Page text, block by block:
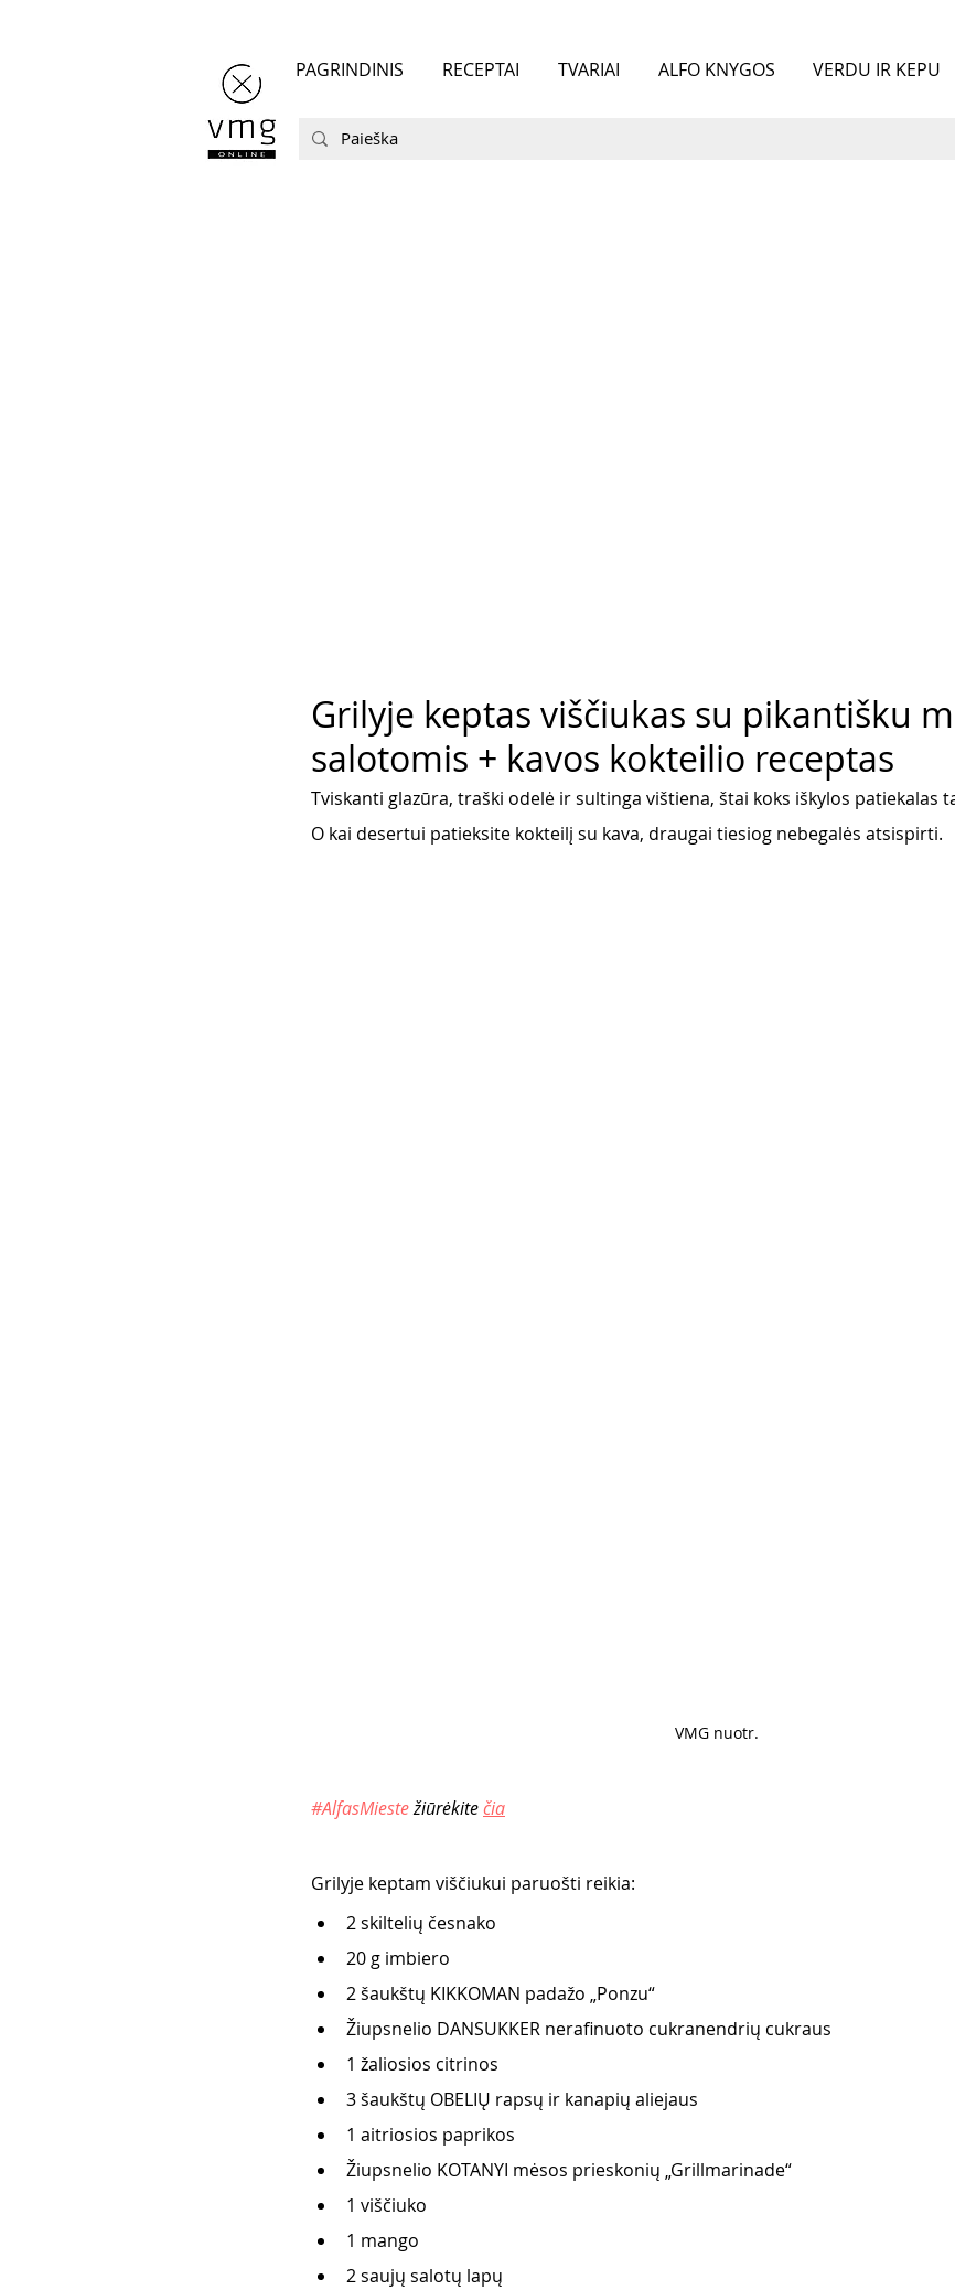
PAGRINDINIS RECEPTAI TVARIAI ALFO KNYGOS VERDU IR KEPU
Grilyje keptas viščiukas su pikantišku
salotomis + kavos kokteilio receptas
Tviskanti glazūra, traški odelė ir sultinga vištiena, štai koks iškylos patiekalas
O kai desertui patieksite kokteilį su kava, draugai tiesiog nebegalės atsispirti.
VMG nuotr.
#AlfasMieste žiūrėkite čia
Grilyje keptam viščiukui paruošti reikia:
2 skiltelių česnako
20 g imbiero
2 šaukštų KIKKOMAN padažo „Ponzu“
Žiupsnelio DANSUKKER nerafinuoto cukranendrių cukraus
1 žaliosios citrinos
3 šaukštų OBELIŲ rapsų ir kanapių aliejaus
1 aitriosios paprikos
Žiupsnelio KOTANYI mėsos prieskonių „Grillmarinade“
1 viščiuko
1 mango
2 saujų salotų lapų